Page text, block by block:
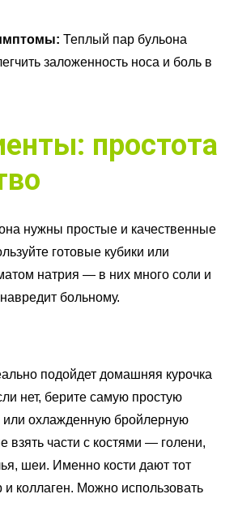
Теплый пар бульона
заложенность носа и боль в
простота
нужны простые и качественные
готовые кубики или
натрия — в них много соли и
больному.
подойдет домашняя курочка
нет, берите самую простую
охлажденную бройлерную
взять части с костями — голени,
шеи. Именно кости дают тот
коллаген. Можно использовать